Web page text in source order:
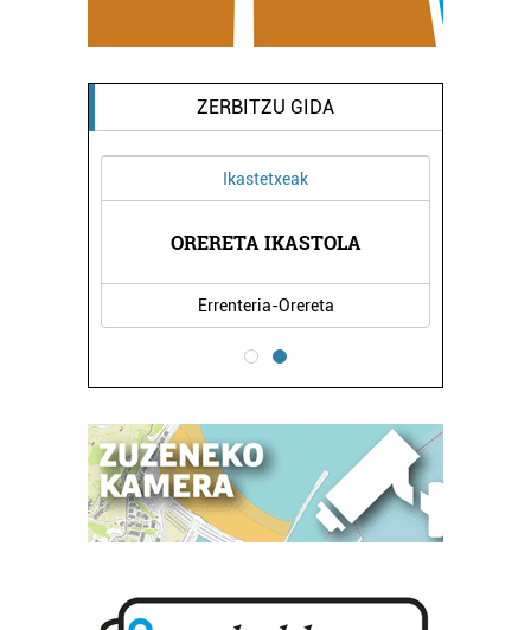
ZERBITZU GIDA
Ikastetxeak
ORERETA IKASTOLA
Errenteria-Orereta